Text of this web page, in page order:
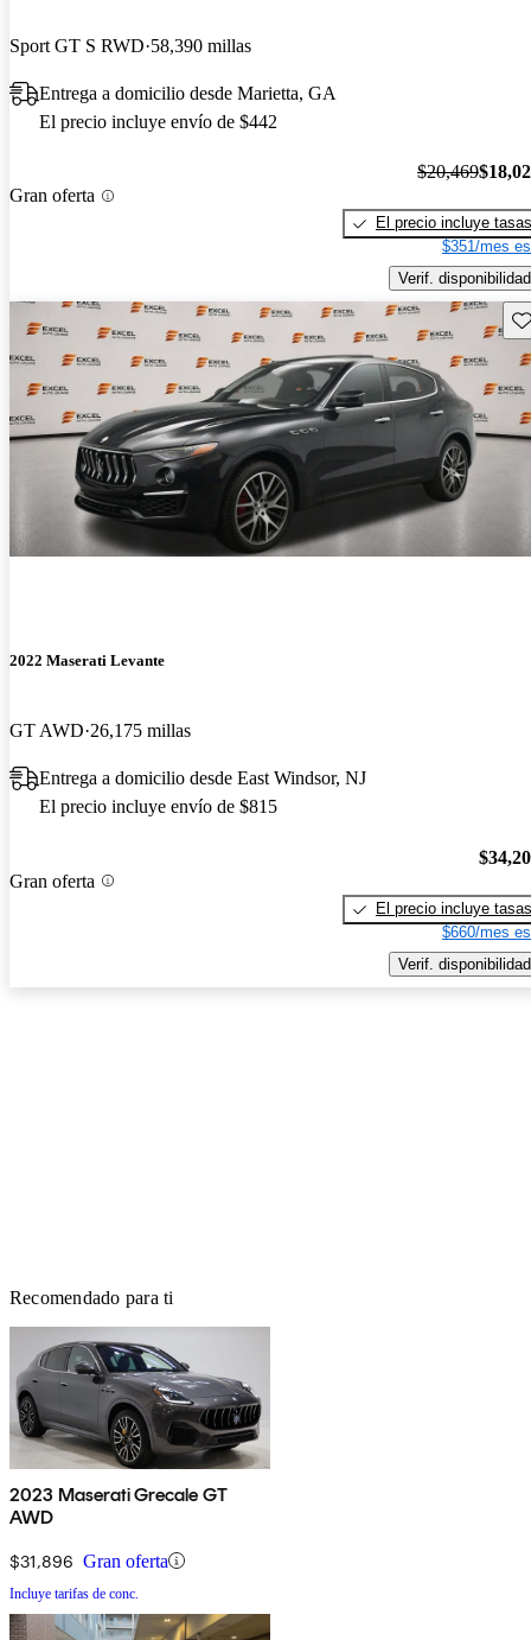
Sport GT S RWD 58,390 millas
Entrega a domicilio desde Marietta, GA
El precio incluye envío de $442
Gran oferta
$20,469
El precio incluye tasas
$351/mes
Verif. disponibilidad
2022 Maserati Levante
GT AWD 26,175 millas
Entrega a domicilio desde East Windsor, NJ
El precio incluye envío de $815
Gran oferta
El precio incluye tasas
$660/mes
Verif. disponibilidad
Recomendado para ti
2023 Maserati Grecale GT
AWD
$31,896 Gran oferta
Incluye tarifas de conc.